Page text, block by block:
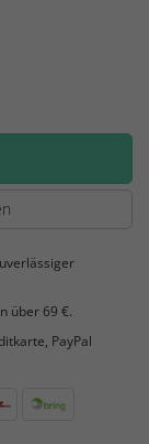
über 69 €.
PayPal